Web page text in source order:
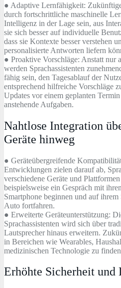
● Adaptive Lernfähigkeit:
durch fortschrittliche maschinelle
Intelligenz in der Lage sein, aus
sie sich besser auf individuelle
dass sie Kontexte besser verstehen
personalisierte Antworten liefern
● Proaktive Vorschläge: Anstatt nur
werden Sprachassistenten
fähig sein, den Tagesablauf der
entsprechend hilfreiche Vorschläge
Updates vor einem geplanten
anstehende Aufgaben.
Nahtlose Integration
Geräte hinweg
● Geräteübergreifende
Entwicklungen zielen darauf ab,
verschiedene Geräte und
beispielsweise ein Gespräch mit
Smartphone beginnen und auf
Auto fortfahren.
● Erweiterte Geräteunterstützung:
Sprachassistenten wird sich über
Lautsprecher hinaus erweitern.
in Bereichen wie Wearables,
medizinischen Technologie zu
Erhöhte Sicherheit und